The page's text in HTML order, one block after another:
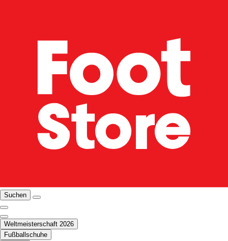
Suchen
Weltmeisterschaft 2026
Fußballschuhe